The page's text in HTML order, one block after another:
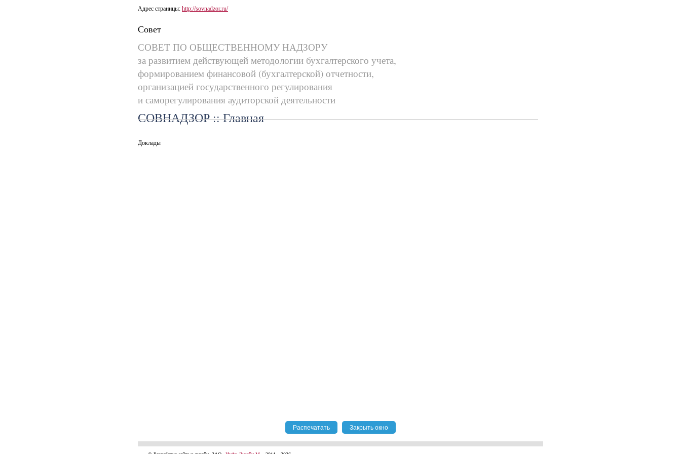
Совет
СОВЕТ ПО ОБЩЕСТВЕННОМУ НАДЗОРУ
за развитием действующей методологии бухгалтерского учета,
формированием финансовой (бухгалтерской) отчетности,
организацией государственного регулирования
и саморегулирования аудиторской деятельности
Адрес страницы: http://sovnadzor.ru/
СОВНАДЗОР :: Главная
Доклады